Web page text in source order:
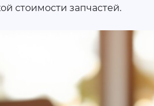
стоимости запчастей.